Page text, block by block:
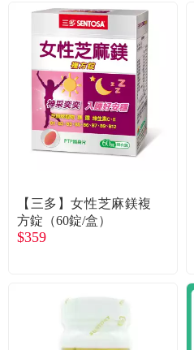
保健／營養品
醫材用品
成人照護
美容／個人清潔
食品／健康食補
寵物
紅利點數查詢
購物金查詢
優惠券領取
優惠券查詢
登入
【三多】女性芝麻鎂複
方錠（60錠/盒）
$359